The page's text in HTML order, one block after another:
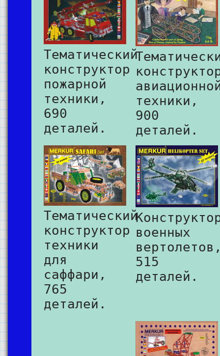
Тематический
конструктор
пожарной
техники,
690
деталей.
техники,
900
деталей.
Тематический
конструктор
техники
для
саффари,
765
деталей.
военных
515
деталей.